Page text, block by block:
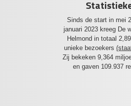
Sinds de start in mei
januari 2023 kreeg De
Helmond in totaal
unieke bezoekers
Zij bekeken 9,364
en gaven 109.937